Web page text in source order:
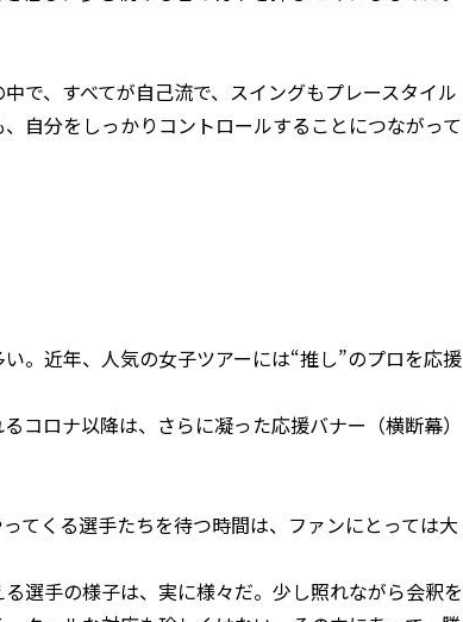
で、すべてが自己流で、スイングもプレースタイル
自分をしっかりコントロールすることにつながって
。近年、人気の女子ツアーには“推し”のプロを応援
コロナ以降は、さらに凝った応援バナー（横断幕）
てくる選手たちを待つ時間は、ファンにとっては大
選手の様子は、実に様々だ。少し照れながら会釈を